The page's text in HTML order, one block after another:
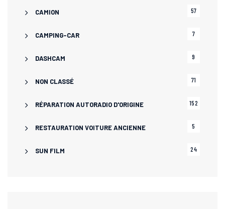
CAMION 57
CAMPING-CAR 7
DASHCAM 9
NON CLASSÉ 71
RÉPARATION AUTORADIO D'ORIGINE 152
RESTAURATION VOITURE ANCIENNE 5
SUN FILM 24